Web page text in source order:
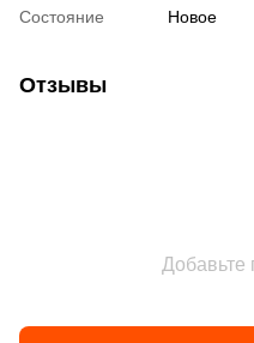
Состояние
Новое
Отзывы
Добавьте